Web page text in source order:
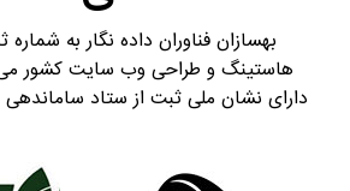
هاستینگ و طراحی وب سایت کشور می
دارای نشان ملی ثبت از ستاد